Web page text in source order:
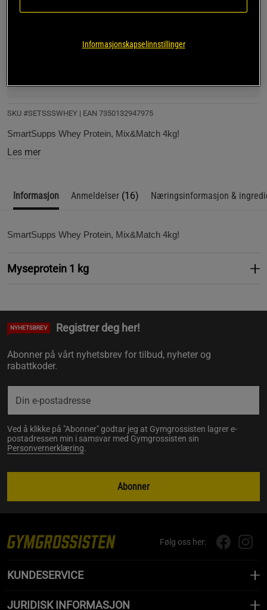
Har benyttet dette produktet i mange år nå, og grunnen
luft i magen, men denne takler jeg fint år etter år. Brukes
til konkurranseforberedelser innen classic bodybuilding
SKU #SETSSSWHEY | EAN ‌7350132947975
SmartSupps Whey Protein, Mix&Match 4kg!
Les mer
Informasjon Anmeldelser (16) Næringsinformasjon &
SmartSupps Whey Protein, Mix&Match 4kg!
Myseprotein 1 kg
NYHETSBREV Registrer deg her!
Abonner på vårt nyhetsbrev for tilbud, nyheter og
rabattkoder.
Ved å klikke på "Abonner" godtar jeg at Gymgrossisten lagrer e-
postadressen min i samsvar med Gymgrossisten sin
Personvernerklæring.
Abonner
Følg oss her:
KUNDESERVICE
JURIDISK INFORMASJON
Informasjonskapselinnstillinger